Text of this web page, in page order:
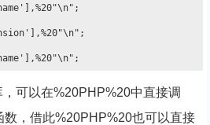
可以在%20PHP%20中直接调
数，借此%20PHP%20也可以直接